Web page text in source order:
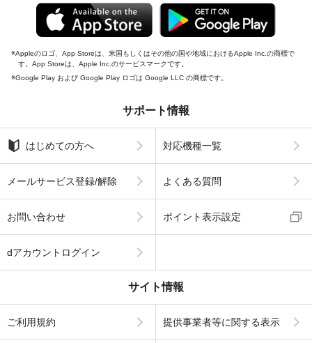
Appleのロゴ、App Storeは、米国もしくはその他の国や地域におけるApple Inc.の商標で
す。App Storeは、Apple Inc.のサービスマークです。
Google Play および Google Play ロゴは Google LLC の商標です。
サポート情報
はじめての方へ 対応機種一覧
メールサービス登録/解除 よくある質問
お問い合わせ ポイント表示設定
dアカウントログイン
サイト情報
ご利用規約 提供事業者等に関する表示